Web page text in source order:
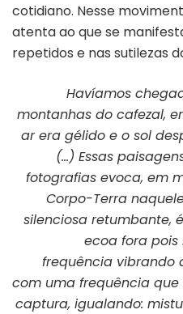
cotidiano. Nesse
atenta ao que se
repetidos e nas sutilezas
Havíamos
montanhas do cafezal,
ar era gélido e o sol
(…) Essas
fotografias evoca, em
Corpo-Terra
silenciosa retumbante,
ecoa fora pois
frequência vibrando
com uma frequência
captura, igualando: